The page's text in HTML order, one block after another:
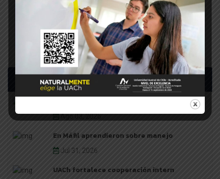
Últimas noticias
Ago 03, 2026
En Máfil aprendieron sobre manejo
Jul 31, 2026
UACh fortalece cooperación intern